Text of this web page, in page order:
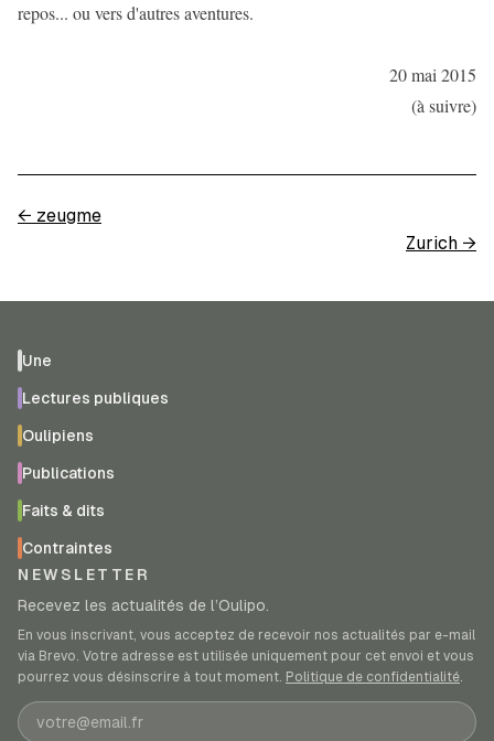
repos... ou vers d'autres aventures.
20 mai 2015
(à suivre)
← zeugme
Zurich →
Une
Lectures publiques
Oulipiens
Publications
Faits & dits
Contraintes
NEWSLETTER
Recevez les actualités de l’Oulipo.
En vous inscrivant, vous acceptez de recevoir nos actualités par e-mail
via Brevo. Votre adresse est utilisée uniquement pour cet envoi et vous
pourrez vous désinscrire à tout moment. Politique de confidentialité.
Adresse e-mail